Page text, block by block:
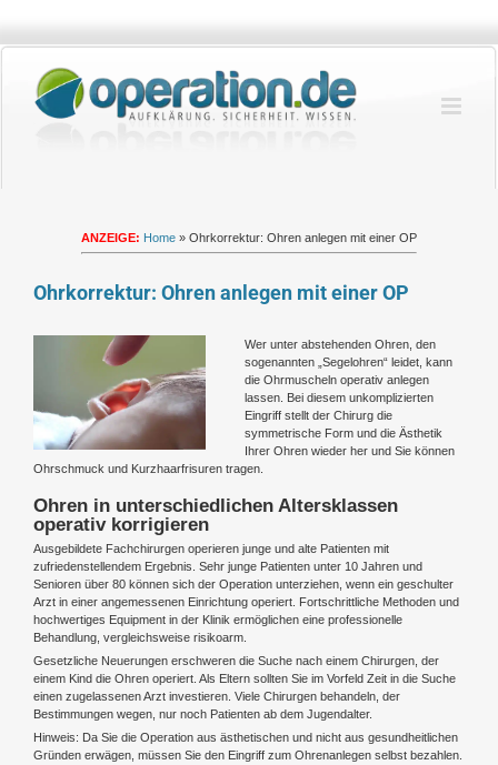
springen
ANZEIGE: Home » Ohrkorrektur: Ohren anlegen mit einer OP
Ohrkorrektur: Ohren anlegen mit einer OP
Wer unter abstehenden Ohren, den
sogenannten „Segelohren“ leidet, kann
die Ohrmuscheln operativ anlegen
lassen. Bei diesem unkomplizierten
Eingriff stellt der Chirurg die
symmetrische Form und die Ästhetik
Ihrer Ohren wieder her und Sie können
Ohrschmuck und Kurzhaarfrisuren tragen.
Ohren in unterschiedlichen Altersklassen
operativ korrigieren
Ausgebildete Fachchirurgen operieren junge und alte Patienten mit
zufriedenstellendem Ergebnis. Sehr junge Patienten unter 10 Jahren und
Senioren über 80 können sich der Operation unterziehen, wenn ein geschulter
Arzt in einer angemessenen Einrichtung operiert. Fortschrittliche Methoden und
hochwertiges Equipment in der Klinik ermöglichen eine professionelle
Behandlung, vergleichsweise risikoarm.
Gesetzliche Neuerungen erschweren die Suche nach einem Chirurgen, der
einem Kind die Ohren operiert. Als Eltern sollten Sie im Vorfeld Zeit in die Suche
einen zugelassenen Arzt investieren. Viele Chirurgen behandeln, der
Bestimmungen wegen, nur noch Patienten ab dem Jugendalter.
Hinweis: Da Sie die Operation aus ästhetischen und nicht aus gesundheitlichen
Gründen erwägen, müssen Sie den Eingriff zum Ohrenanlegen selbst bezahlen.